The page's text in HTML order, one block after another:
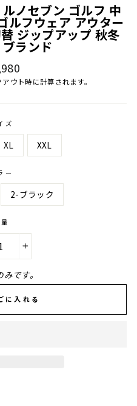
ノセブン ゴルフ 中
ルフウェア アウター
ジップアップ 秋冬
ランド
ウト時に計算されます。
ズ
XL XXL
ー
2-ブラック
です。
に入れる